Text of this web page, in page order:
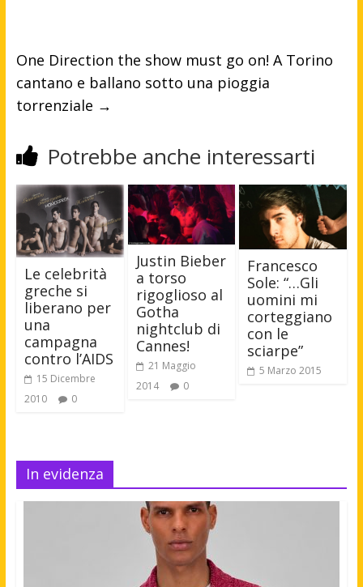
One Direction the show must go on! A Torino
cantano e ballano sotto una pioggia
torrenziale →
Potrebbe anche interessarti
Le celebrità
greche si
liberano per
una
campagna
contro l’AIDS
15 Dicembre
2010
0
Justin Bieber
a torso
rigoglioso al
Gotha
nightclub di
Cannes!
21 Maggio
2014
0
Francesco
Sole: “…Gli
uomini mi
corteggiano
con le
sciarpe”
5 Marzo 2015
In evidenza